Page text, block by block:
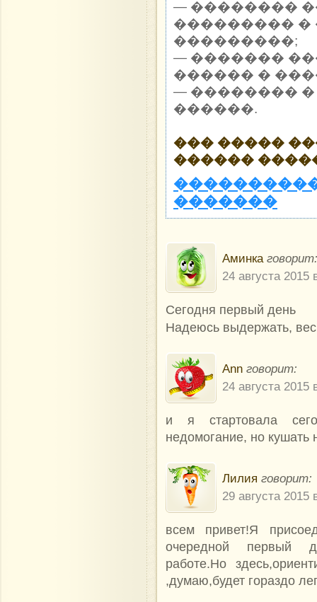
— ��������
���������
���������;
— �������
������ �
— ��������
������.
��� �����
������
�������
Аминка говорит:
24 августа 2015
Сегодня первый день
Надеюсь выдержать,
Ann говорит:
24 августа 2015
и я стартовала
недомогание, но кушать
Лилия говорит:
29 августа 2015
всем привет!Я
очередной первый
работе.Но
,думаю,будет гораздо